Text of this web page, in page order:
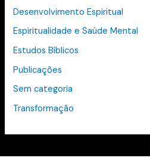
Desenvolvimento Espiritual
Espiritualidade e Saúde Mental
Estudos Bíblicos
Publicações
Sem categoria
Transformação